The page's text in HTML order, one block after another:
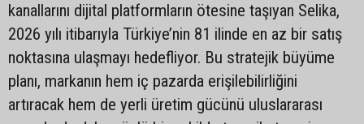
kanallarını dijital platformların ötesine taşıyan Selika,
2026 yılı itibarıyla Türkiye’nin 81 ilinde en az bir satış
noktasına ulaşmayı hedefliyor. Bu stratejik büyüme
planı, markanın hem iç pazarda erişilebilirliğini
artıracak hem de yerli üretim gücünü uluslararası